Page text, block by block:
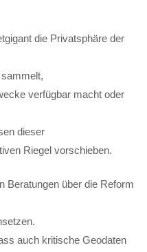
die Privatsphäre der
verfügbar macht oder
dieser
Riegel vorschieben.
Beratungen über die Reform
auch kritische Geodaten